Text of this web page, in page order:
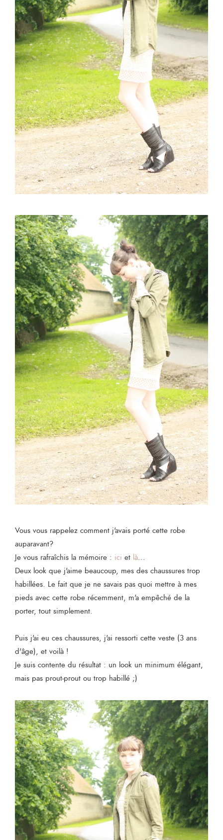
Vous vous rappelez comment j'avais porté cette robe
auparavant?
Je vous rafraîchis la mémoire : ici et là...
Deux look que j'aime beaucoup, mes des chaussures trop
habillées. Le fait que je ne savais pas quoi mettre à mes
pieds avec cette robe récemment, m'a empêché de la
porter, tout simplement.
Puis j'ai eu ces chaussures, j'ai ressorti cette veste (3 ans
d'âge), et voilà !
Je suis contente du résultat : un look un minimum élégant,
mais pas prout-prout ou trop habillé ;)